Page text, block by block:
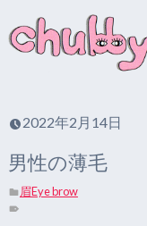
2022年2月14日
男性の薄毛
眉Eye brow